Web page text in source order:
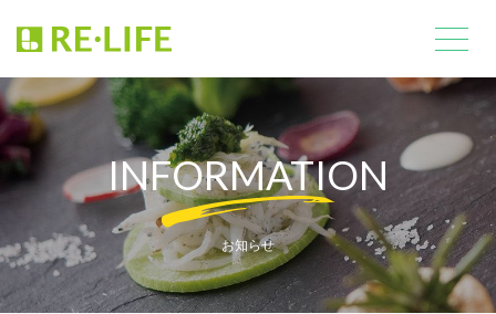
INFORMATION
お知らせ